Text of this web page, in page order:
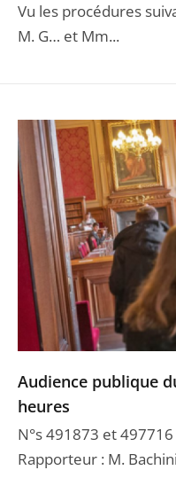
Vu les procédures
M. G… et Mm...
Audience publique
heures
N°s 491873 et 497716
Rapporteur : M. Bachini